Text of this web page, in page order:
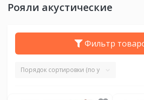
Рояли акустические
Фильтр